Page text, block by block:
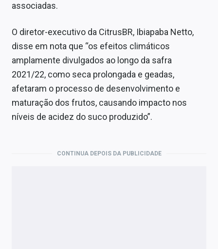
associadas.
O diretor-executivo da CitrusBR, Ibiapaba Netto,
disse em nota que “os efeitos climáticos
amplamente divulgados ao longo da safra
2021/22, como seca prolongada e geadas,
afetaram o processo de desenvolvimento e
maturação dos frutos, causando impacto nos
níveis de acidez do suco produzido”.
CONTINUA DEPOIS DA PUBLICIDADE